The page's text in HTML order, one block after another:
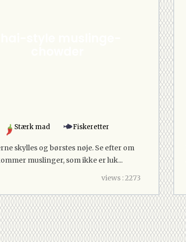
Stærk mad Fiskeretter
skylles og børstes nøje. Se efter om
muslinger, som ikke er luk...
views : 2273